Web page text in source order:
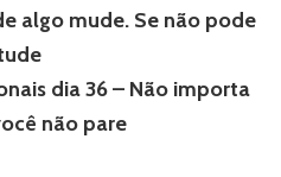
algo mude. Se não pode
dia 36 – Não importa
não pare